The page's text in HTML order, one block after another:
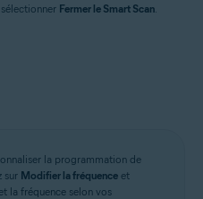
Fermer le Smart Scan
la programmation de
sur Modifier la fréquence et
la fréquence selon vos